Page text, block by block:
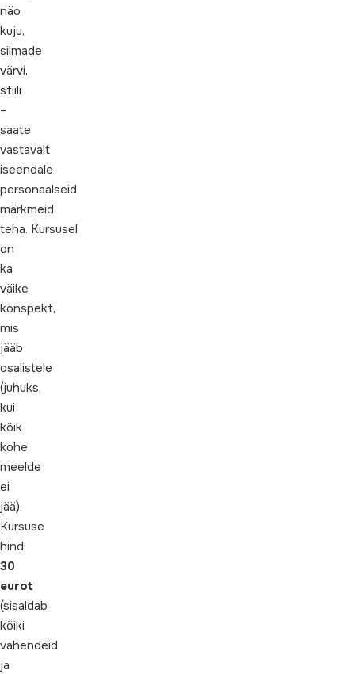
näo
kuju,
silmade
värvi,
stiili
–
saate
vastavalt
iseendale
personaalseid
märkmeid
teha. Kursusel
on
ka
väike
konspekt,
mis
jääb
osalistele
(juhuks,
kui
kõik
kohe
meelde
ei
jää).
Kursuse
hind:
30
eurot
(sisaldab
kõiki
vahendeid
ja